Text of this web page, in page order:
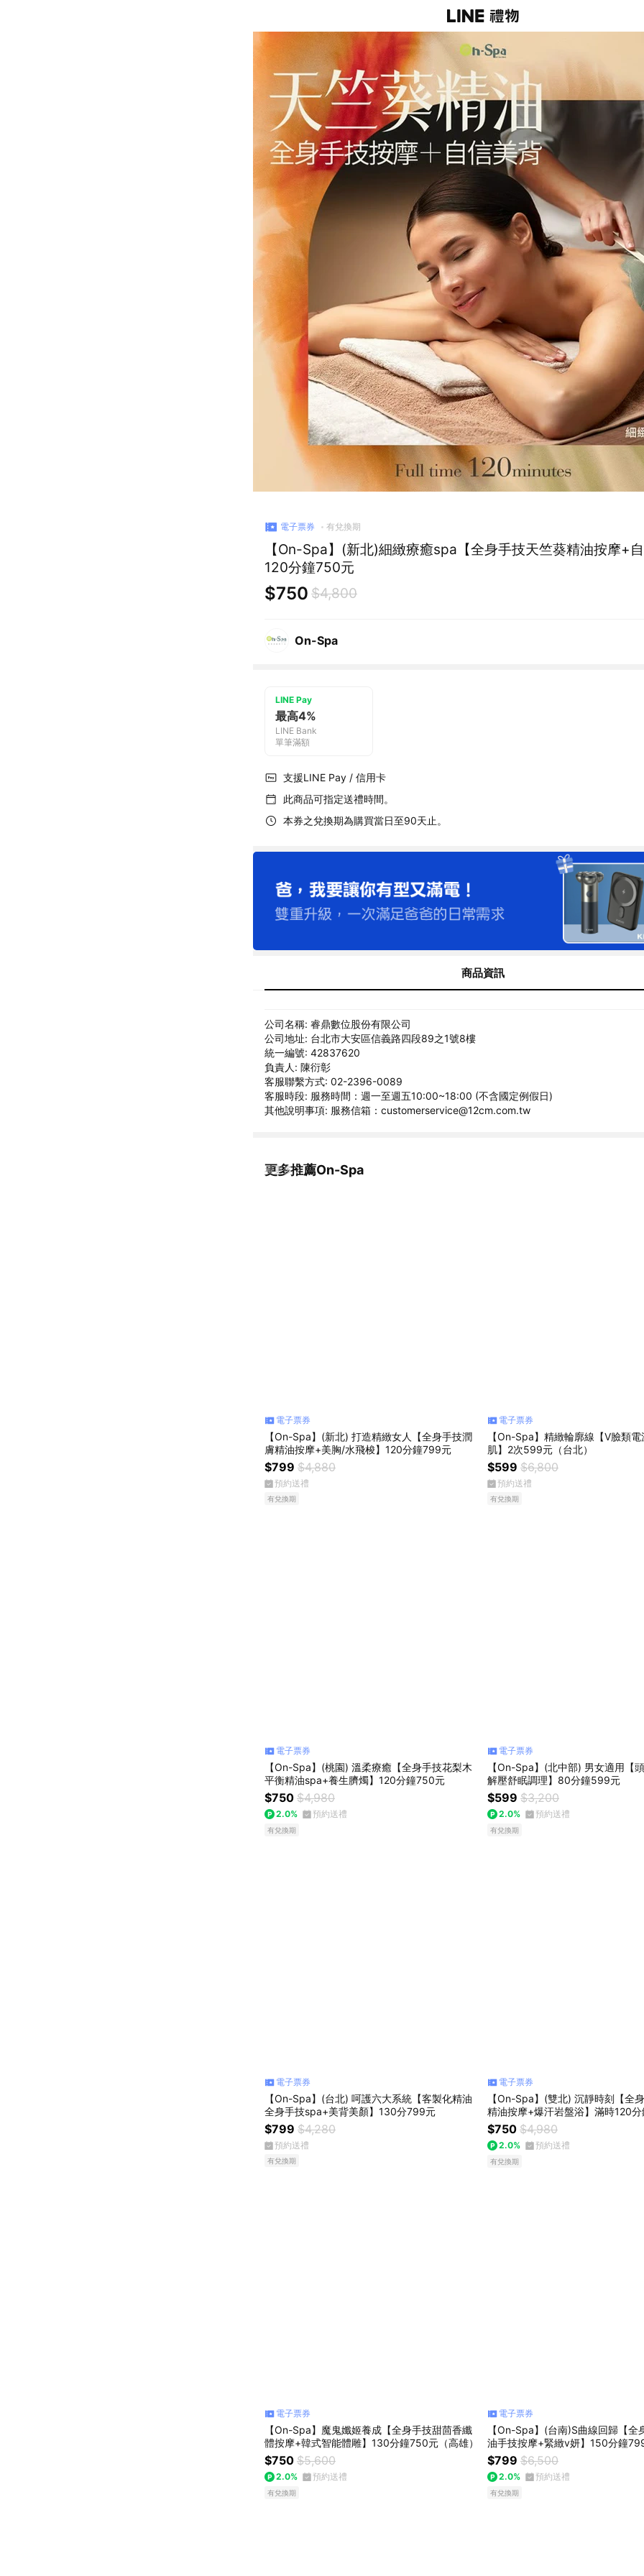
電子票券 有兌換期
【On-Spa】(新北)細緻療癒spa【全身手技天竺葵精油按摩+自
120分鐘750元
$750 $4,800
On-Spa
LINE Pay
最高4%
LINE Bank
單筆滿額
支援LINE Pay / 信用卡
此商品可指定送禮時間。
本券之兌換期為購買當日至90天止。
商品資訊
公司名稱: 睿鼎數位股份有限公司
公司地址: 台北市大安區信義路四段89之1號8樓
統一編號: 42837620
負責人: 陳衍彰
客服聯繫方式: 02-2396-0089
客服時段: 服務時間：週一至週五10:00~18:00 (不含國定例假日)
其他說明事項: 服務信箱：customerservice@12cm.com.tw
更多推薦On-Spa
看更多
電子票券
【On-Spa】(新北) 打造精緻女人【全身手技潤
膚精油按摩+美胸/水飛梭】120分鐘799元
$799 $4,880
預約送禮
有兌換期
電子票券
【On-Spa】精緻輪廓線【V臉類
肌】2次599元（台北）
$599 $6,800
預約送禮
有兌換期
電子票券
【On-Spa】(桃園) 溫柔療癒【全身手技花梨木
平衡精油spa+養生臍燭】120分鐘750元
$750 $4,980
2.0% 預約送禮
有兌換期
電子票券
【On-Spa】(北中部) 男女適用【
解壓舒眠調理】80分鐘599元
$599 $3,200
2.0% 預約送禮
有兌換期
電子票券
【On-Spa】(台北) 呵護六大系統【客製化精油
全身手技spa+美背美顏】130分799元
$799 $4,280
預約送禮
有兌換期
電子票券
【On-Spa】(雙北) 沉靜時刻【全
精油按摩+爆汗岩盤浴】滿時120
$750 $4,980
2.0% 預約送禮
有兌換期
電子票券
【On-Spa】魔鬼孅姬養成【全身手技甜茴香纖
體按摩+韓式智能體雕】130分鐘750元（高雄）
$750 $5,600
2.0% 預約送禮
有兌換期
電子票券
【On-Spa】(台南)S曲線回歸【全
油手技按摩+緊緻v妍】150分鐘
$799 $6,500
2.0% 預約送禮
有兌換期